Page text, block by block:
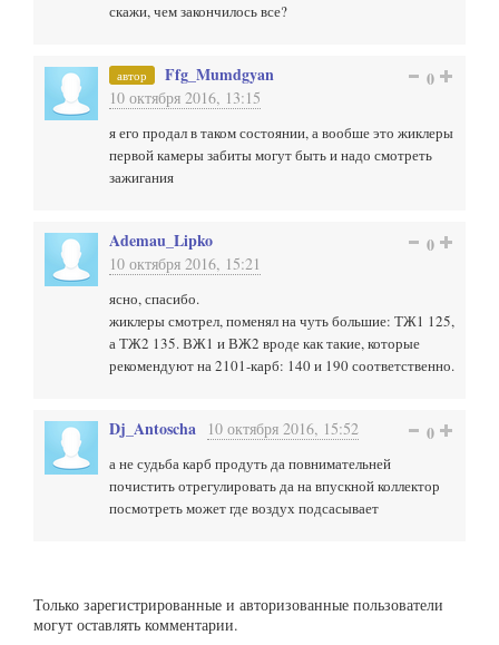
скажи, чем закончилось все?
автор Ffg_Mumdgyan
10 октября 2016, 13:15
0
я его продал в таком состоянии, а вообше это жиклеры
первой камеры забиты могут быть и надо смотреть
зажигания
Ademau_Lipko
10 октября 2016, 15:21
0
ясно, спасибо.
жиклеры смотрел, поменял на чуть большие: ТЖ1 125,
а ТЖ2 135. ВЖ1 и ВЖ2 вроде как такие, которые
рекомендуют на 2101-карб: 140 и 190 соответственно.
Dj_Antoscha 10 октября 2016, 15:52 0
а не судьба карб продуть да повнимательней
почистить отрегулировать да на впускной коллектор
посмотреть может где воздух подсасывает
Только зарегистрированные и авторизованные пользователи
могут оставлять комментарии.